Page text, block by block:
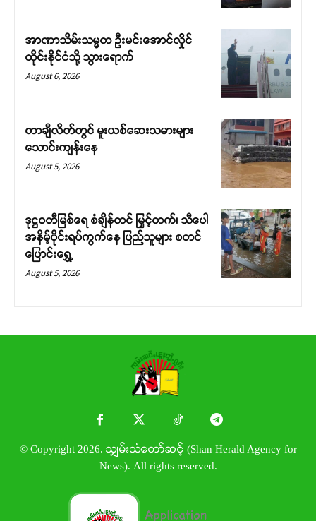
အာဏာသိမ်းသမ္မတ ဦးမင်းအောင်လှိုင်
ထိုင်းနိုင်ငံသို့ သွားရောက်
August 6, 2026
တာချီလိတ်တွင် မူးယစ်ဆေးသမားများ
သောင်းကျန်းနေ
August 5, 2026
ဒုဋ္ဌဝတီမြစ်ရေ စံချိန်တင် မြှင့်တက်၊ သီပေါ
အနိမ့်ပိုင်းရပ်ကွက်နေ ပြည်သူများ စတင်
ပြောင်းရွှေ့
August 5, 2026
© Copyright 2026. သျှမ်းသံတော်ဆင့် (Shan Herald Agency for
News). All rights reserved.